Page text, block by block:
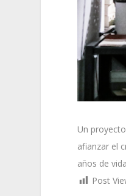
Un
afianzar el
años de
Post